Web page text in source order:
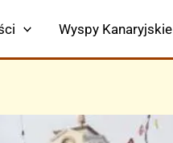
Wyspy Kanaryjskie